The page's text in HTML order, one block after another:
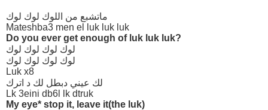
ماتشبع من اللوك لوك لوك
Mateshba3 men el luk luk luk
Do you ever get enough of luk luk luk?
لوك لوك لوك لوك
لوك لوك لوك لوك
Luk x8
لك عيني دبطل لك د اترك
Lk 3eini db6l lk dtruk
My eye* stop it, leave it(the luk)